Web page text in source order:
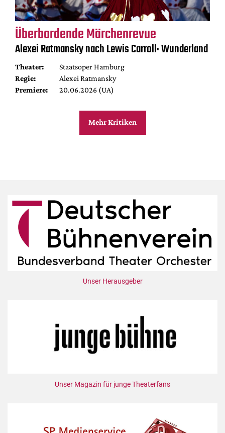
Überbordende Märchenrevue
Alexei Ratmansky nach Lewis Carroll: Wunderland
Theater:
Staatsoper Hamburg
Regie:
Alexei Ratmansky
Premiere:
20.06.2026 (UA)
Mehr Kritiken
Unser Herausgeber
Unser Magazin für junge Theaterfans